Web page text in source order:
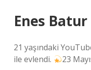
Enes
21 yaşındaki
ile evlendi.
23